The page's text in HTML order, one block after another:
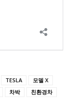
TESLA
모델 X
차박
친환경차